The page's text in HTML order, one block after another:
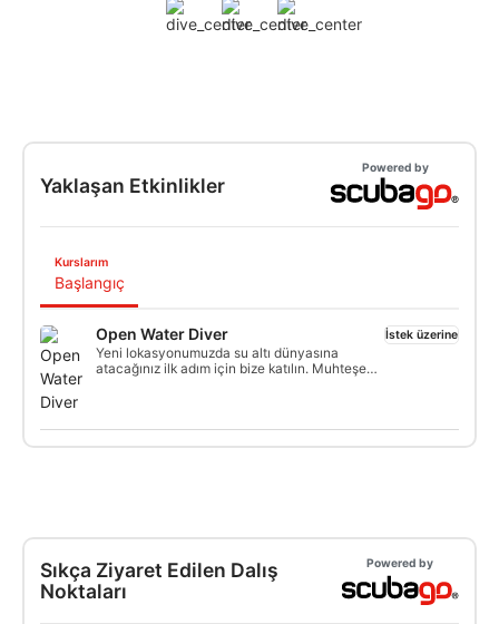
Yaklaşan Etkinlikler
Powered by
Kurslarım
Başlangıç
Open Water Diver
Yeni lokasyonumuzda su altı dünyasına
atacağınız ilk adım için bize katılın. Muhteşem
İstek üzerine
Sıkça Ziyaret Edilen Dalış
Noktaları
Powered by